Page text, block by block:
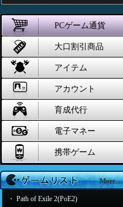
PCゲーム通貨
大口割引商品
アイテム
アカウント
育成代行
電子マネー
携帯ゲーム
More…
・ Path of Exile 2(PoE2)